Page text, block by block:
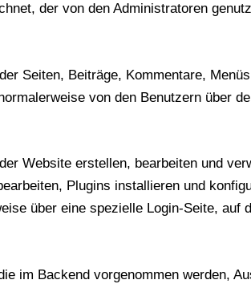
der von den Administratoren
Seiten, Beiträge, Kommentare,
von den Benutzern über
Website erstellen, bearbeiten und
Plugins installieren und
über eine spezielle Login-Seite, auf
im Backend vorgenommen werden,